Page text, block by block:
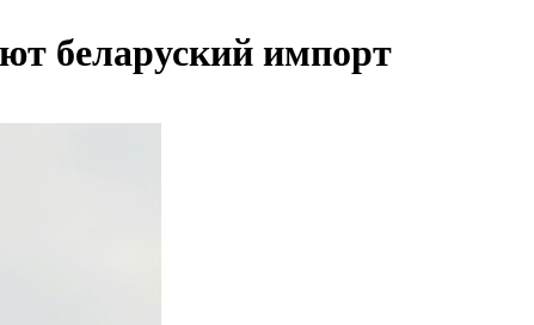
беларуский импорт